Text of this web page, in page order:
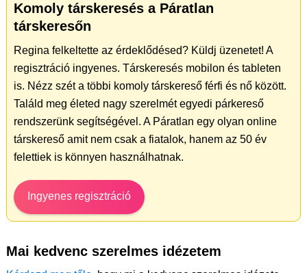
Komoly társkeresés a Páratlan
társkeresőn
Regina felkeltette az érdeklődésed? Küldj üzenetet! A
regisztráció ingyenes. Társkeresés mobilon és tableten
is. Nézz szét a többi komoly társkereső férfi és nő között.
Találd meg életed nagy szerelmét egyedi párkereső
rendszerünk segítségével. A Páratlan egy olyan online
társkereső amit nem csak a fiatalok, hanem az 50 év
felettiek is könnyen használhatnak.
Ingyenes regisztráció
Mai kedvenc szerelmes idézetem